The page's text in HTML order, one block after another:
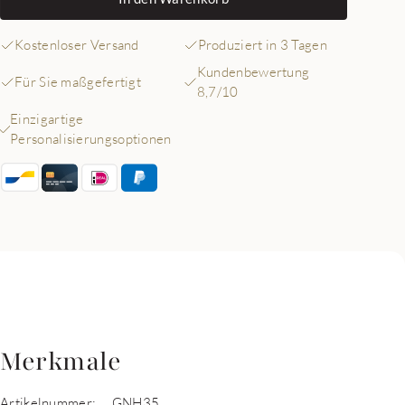
Kostenloser Versand Produziert in 3 Tagen
Für Sie maßgefertigt
Kundenbewertung
8,7/10
Einzigartige
Personalisierungsoptionen
Merkmale